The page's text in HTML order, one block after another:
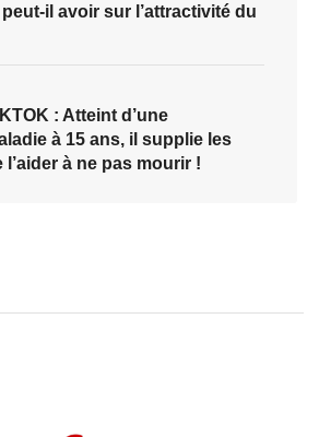
il avoir sur l’attractivité du
: Atteint d’une
à 15 ans, il supplie les
à ne pas mourir !